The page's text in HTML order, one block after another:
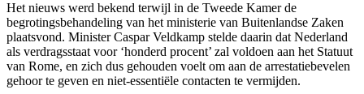
Het nieuws werd bekend terwijl in de Tweede Kamer de
begrotingsbehandeling van het ministerie van Buitenlandse Zaken
plaatsvond. Minister Caspar Veldkamp stelde daarin dat Nederland
als verdragsstaat voor ‘honderd procent’ zal voldoen aan het Statuut
van Rome, en zich dus gehouden voelt om aan de arrestatiebevelen
gehoor te geven en niet-essentiële contacten te vermijden.